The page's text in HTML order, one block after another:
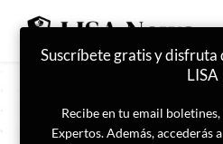
Suscríbete gratis y disfruta
LISA
Recibe en tu email
Expertos. Además, accederás